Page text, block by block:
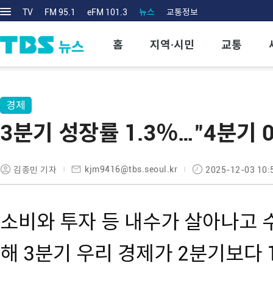
TV FM 95.1 eFM 101.3 뉴스 교통정보
홈 지역·시민 교통
경제
3분기 성장률 1.3％…"4분기
김종민 기자 kjm9416@tbs.seoul.kr 2025-12-03
소비와 투자 등 내수가 살아나고
해 3분기 우리 경제가 2분기보다